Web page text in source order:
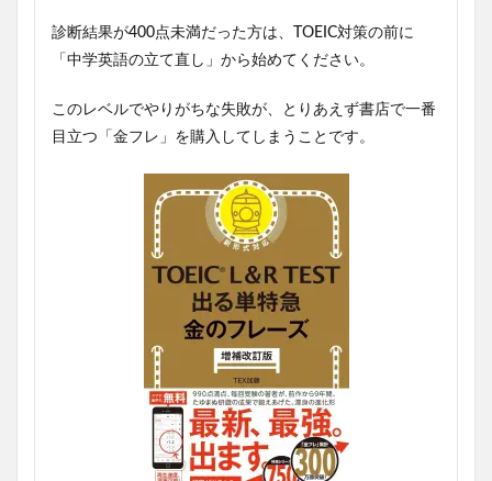
診断結果が400点未満だった方は、TOEIC対策の前に
「中学英語の立て直し」から始めてください。
このレベルでやりがちな失敗が、とりあえず書店で一番
目立つ「金フレ」を購入してしまうことです。